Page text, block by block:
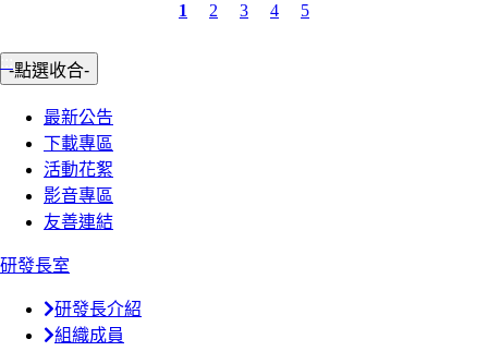
1
2 3 4 5
::: -點選收合-
最新公告
下載專區
活動花絮
影音專區
友善連結
研發長室
研發長介紹
組織成員